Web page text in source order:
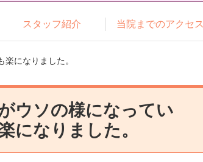
スタッフ紹介 当院までのアクセス
になりました。
ウソの様になってい
になりました。